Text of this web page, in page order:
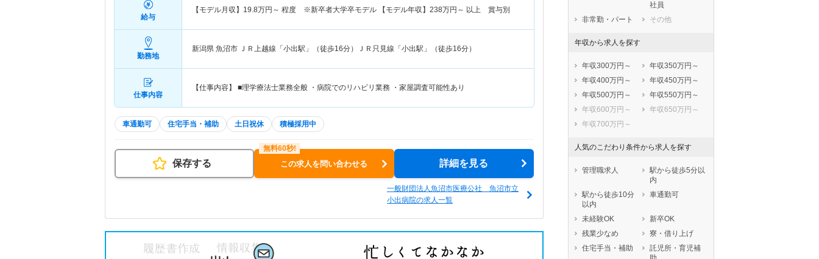
給与
【モデル月収】 19.8万円～ 程度 ※新卒者大学卒モデル 【モデル年収】 238万円～ 以上 賞与別
勤務地
新潟県 魚沼市 ＪＲ上越線「小出駅」（徒歩16分）ＪＲ只見線「小出駅」（徒歩16分）
仕事内容
【仕事内容】 ■理学療法士業務全般 ・病院でのリハビリ業務 ・家屋調査可能性あり
車通勤可 住宅手当・補助 土日祝休 積極採用中
保存する この求人を問い合わせる 詳細を見る
一般財団法人魚沼市医療公社 魚沼市立
小出病院の求人一覧
社員
非常勤・パート
その他
年収から求人を探す
年収300万円～
年収350万円～
年収400万円～
年収450万円～
年収500万円～
年収550万円～
年収600万円～
年収650万円～
年収700万円～
人気のこだわり条件から求人を探す
管理職求人
駅から徒歩5分以
内
駅から徒歩10分
以内
車通勤可
未経験OK
新卒OK
残業少なめ
寮・借り上げ
住宅手当・補助
託児所・育児補